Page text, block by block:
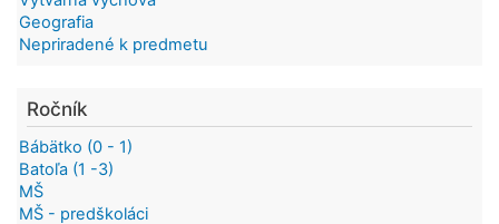
Geografia
Nepriradené k predmetu
Ročník
Bábätko (0 - 1)
Batoľa (1 -3)
MŠ
MŠ - predškoláci